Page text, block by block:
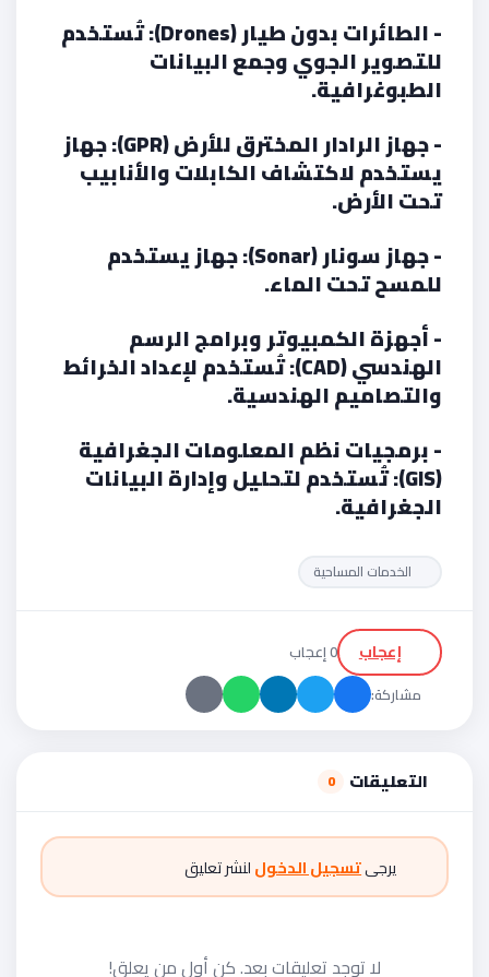
- الطائرات بدون طيار (Drones): تُستخدم
للتصوير الجوي وجمع البيانات
الطبوغرافية.
- جهاز الرادار المخترق للأرض (GPR): جهاز
يستخدم لاكتشاف الكابلات والأنابيب
تحت الأرض.
- جهاز سونار (Sonar): جهاز يستخدم
للمسح تحت الماء.
- أجهزة الكمبيوتر وبرامج الرسم
الهندسي (CAD): تُستخدم لإعداد الخرائط
والتصاميم الهندسية.
- برمجيات نظم المعلومات الجغرافية
(GIS): تُستخدم لتحليل وإدارة البيانات
الجغرافية.
الخدمات المساحية
إعجاب 0 إعجاب
مشاركة:
التعليقات 0
يرجىتسجيل الدخوللنشر تعليق
لا توجد تعليقات بعد. كن أول من يعلق!